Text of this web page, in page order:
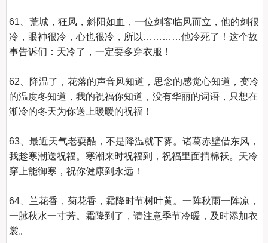
61、荒城，狂风，斜阳如血，一位剑客临风而立，他的剑很
冷，眼神很冷，心也很冷，所以…………他冷死了！这个故
事告诉们：天冷了，一定要多穿衣服！
62、降温了，花落的声音风知道，思念的感觉心知道，变冷
的温度冬知道，我的祝福你知道，没有华丽的词语，只想在
渐冷的冬天为你送上暖暖的祝福！
63、最近天气老耍酷，不是降温就下雾。诸葛赤壁借东风，
我趁寒潮送祝福。寒潮来时祝福到，祝福里面捎棉袄。天冷
穿上能御寒，祝你健康到永远！
64、兰花香，菊花香，霜降时节树叶黄。一阵秋雨一阵凉，
一脉秋水一寸芳。霜降到了，请注意季节冷暖，及时添加衣
裳。